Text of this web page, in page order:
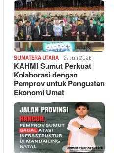
SUMATERA UTARA 27 Juli 2026
KAHMI Sumut Perkuat
Kolaborasi dengan
Pemprov untuk Penguatan
Ekonomi Umat